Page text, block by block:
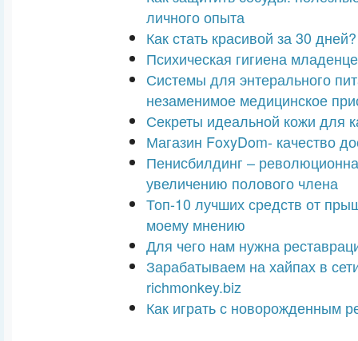
личного опыта
Как стать красивой за 30 дней?
Психическая гигиена
Системы для энтерального
незаменимое медицинское
Секреты идеальной кожи для
Магазин FoxyDom- качество
Пенисбилдинг –
увеличению полового члена
Топ-10 лучших средств от
моему мнению
Для чего нам нужна
Зарабатываем на хайпах в
richmonkey.biz
Как играть с новорожденным